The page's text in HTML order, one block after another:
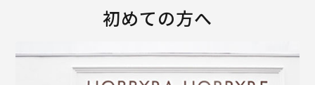
初めての方へ